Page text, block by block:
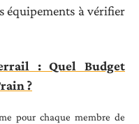
équipements à vérifier
: Quel Budget
?
pour chaque membre de